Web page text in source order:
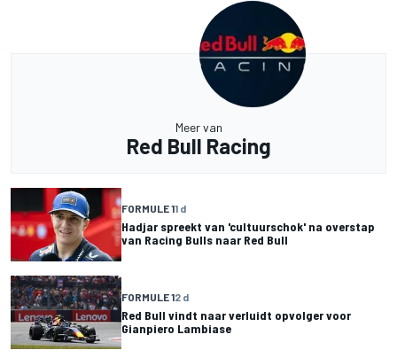
Meer van
Red Bull Racing
FORMULE 11 d
Hadjar spreekt van 'cultuurschok' na overstap
van Racing Bulls naar Red Bull
FORMULE 12 d
Red Bull vindt naar verluidt opvolger voor
Gianpiero Lambiase